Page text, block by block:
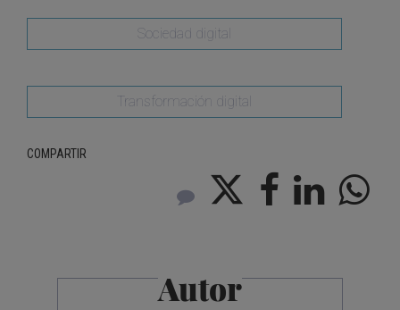
Sociedad digital
Transformación digital
COMPARTIR
Autor